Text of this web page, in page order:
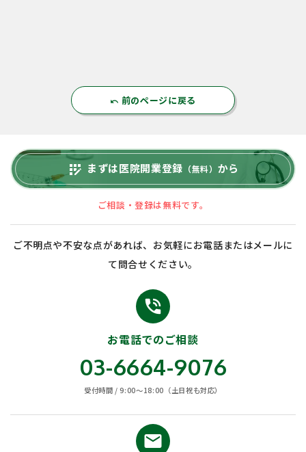
undo 前のページに戻る
app_registration まずは医院開業登録 （無料） から
ご相談・登録は無料です。
ご不明点や不安な点があれば、お気軽にお電話またはメールに
て問合せください。
phone_in_talk
お電話でのご相談
03-6664-9076
受付時間 / 9:00〜18:00（土日祝も対応）
email